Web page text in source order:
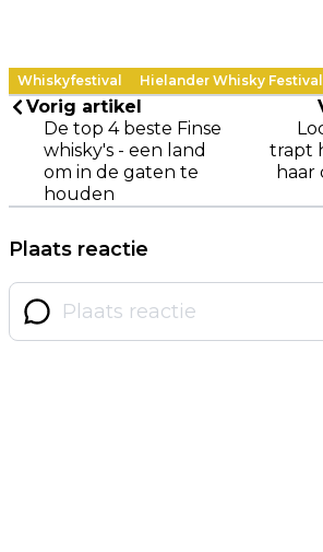
Whiskyfestival Hielander Whisky Festival
Vorig artikel
De top 4 beste Finse
whisky's - een land
om in de gaten te
houden
trapt
haar
Plaats reactie